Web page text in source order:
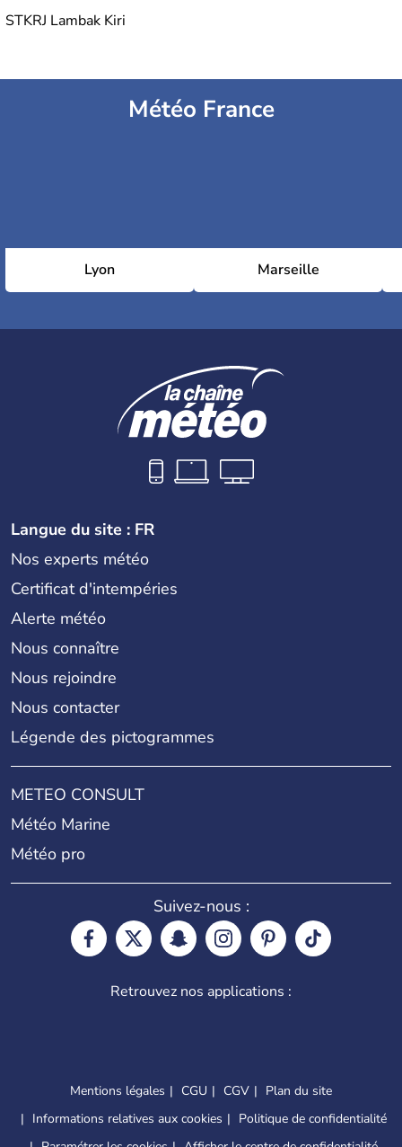
STKRJ Lambak Kiri
Météo France
Lyon Marseille
Langue du site : FR
Nos experts météo
Certificat d'intempéries
Alerte météo
Nous connaître
Nous rejoindre
Nous contacter
Légende des pictogrammes
METEO CONSULT
Météo Marine
Météo pro
Suivez-nous :
Retrouvez nos applications :
Mentions légales CGU CGV
Plan du site
Informations relatives aux cookies
Politique de confidentialité